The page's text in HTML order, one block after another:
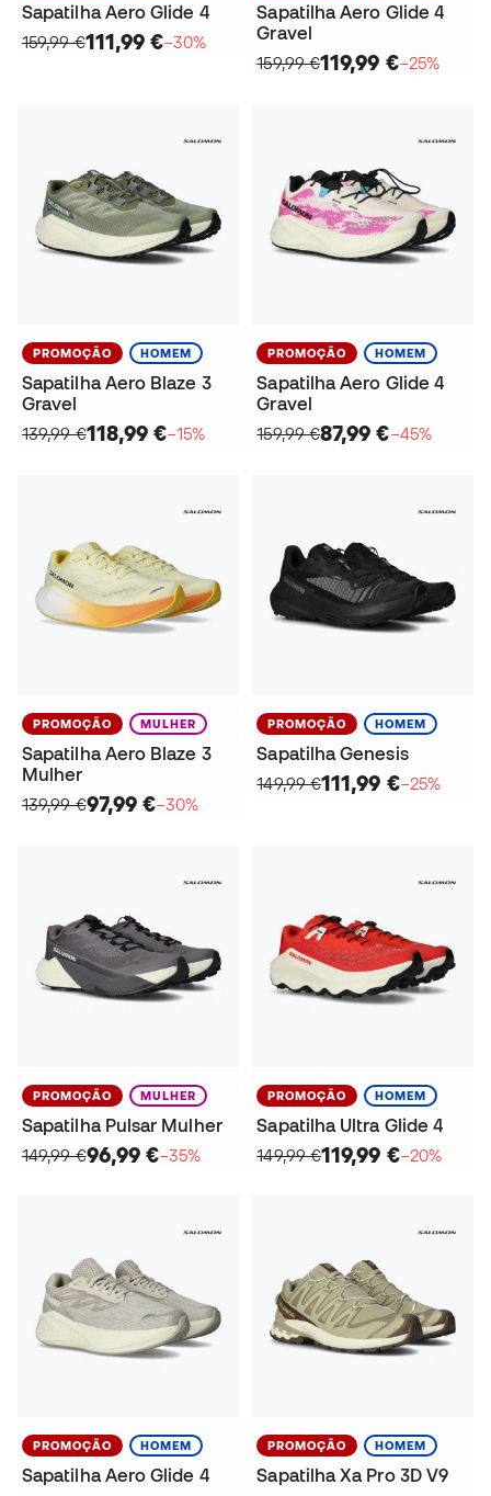
Sapatilha Aero Glide 4
159,99 €111,99 €−30%
Sapatilha Aero Glide 4
Gravel
159,99 €119,99 €−25%
PROMOÇÃO HOMEM
Sapatilha Aero Blaze 3
Gravel
139,99 €118,99 €−15%
PROMOÇÃO HOMEM
Sapatilha Aero Glide 4
Gravel
159,99 €87,99 €−45%
PROMOÇÃO MULHER
Sapatilha Aero Blaze 3
Mulher
139,99 €97,99 €−30%
PROMOÇÃO HOMEM
Sapatilha Genesis
149,99 €111,99 €−25%
PROMOÇÃO MULHER
Sapatilha Pulsar Mulher
149,99 €96,99 €−35%
PROMOÇÃO HOMEM
Sapatilha Ultra Glide 4
149,99 €119,99 €−20%
PROMOÇÃO HOMEM
Sapatilha Aero Glide 4
PROMOÇÃO HOMEM
Sapatilha Xa Pro 3D V9